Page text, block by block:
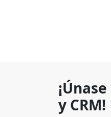
y CRM!